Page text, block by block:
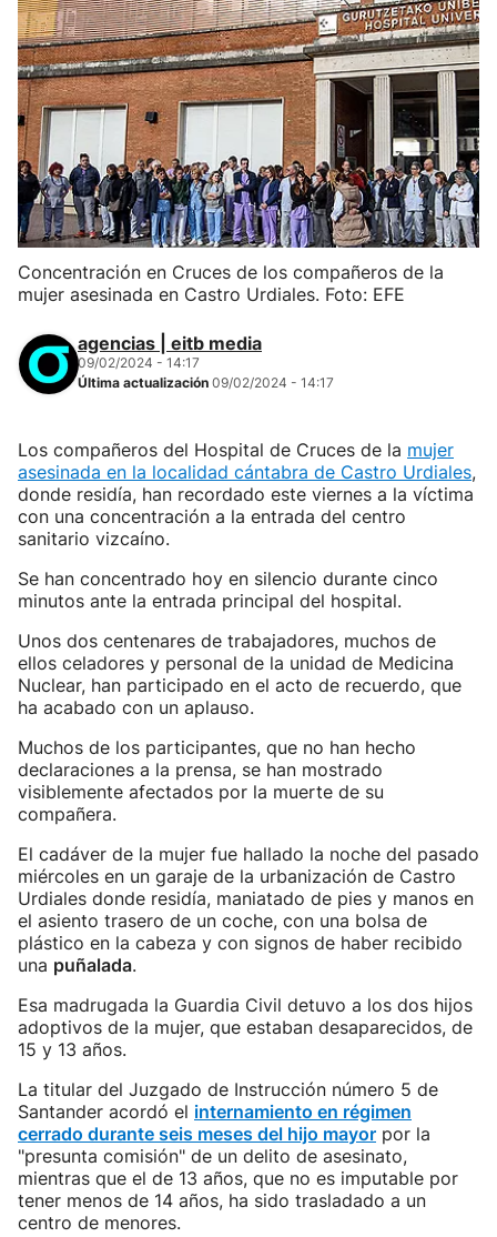
Concentración en Cruces de los compañeros de la
mujer asesinada en Castro Urdiales. Foto: EFE
agencias | eitb media
09/02/2024 - 14:17
Última actualización 09/02/2024 - 14:17
Los compañeros del Hospital de Cruces de la mujer
asesinada en la localidad cántabra de Castro Urdiales,
donde residía, han recordado este viernes a la víctima
con una concentración a la entrada del centro
sanitario vizcaíno.
Se han concentrado hoy en silencio durante cinco
minutos ante la entrada principal del hospital.
Unos dos centenares de trabajadores, muchos de
ellos celadores y personal de la unidad de Medicina
Nuclear, han participado en el acto de recuerdo, que
ha acabado con un aplauso.
Muchos de los participantes, que no han hecho
declaraciones a la prensa, se han mostrado
visiblemente afectados por la muerte de su
compañera.
El cadáver de la mujer fue hallado la noche del pasado
miércoles en un garaje de la urbanización de Castro
Urdiales donde residía, maniatado de pies y manos en
el asiento trasero de un coche, con una bolsa de
plástico en la cabeza y con signos de haber recibido
una puñalada.
Esa madrugada la Guardia Civil detuvo a los dos hijos
adoptivos de la mujer, que estaban desaparecidos, de
15 y 13 años.
La titular del Juzgado de Instrucción número 5 de
Santander acordó el internamiento en régimen
cerrado durante seis meses del hijo mayor por la
"presunta comisión" de un delito de asesinato,
mientras que el de 13 años, que no es imputable por
tener menos de 14 años, ha sido trasladado a un
centro de menores.